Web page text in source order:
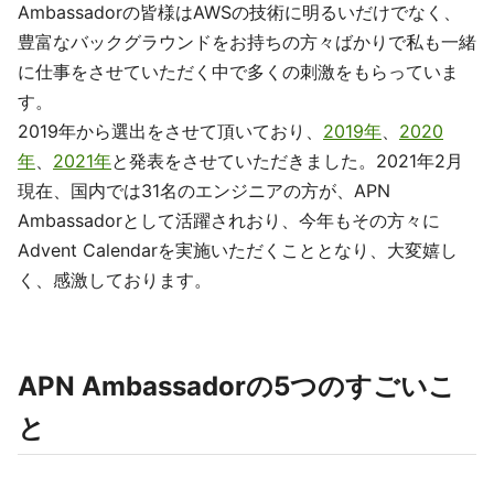
Ambassadorの皆様はAWSの技術に明るいだけでなく、
豊富なバックグラウンドをお持ちの方々ばかりで私も一緒
に仕事をさせていただく中で多くの刺激をもらっていま
す。
2019年から選出をさせて頂いており、 2019年、 2020
年、 2021年と発表をさせていただきました。2021年2月
現在、国内では31名のエンジニアの方が、APN
Ambassadorとして活躍されおり、今年もその方々に
Advent Calendarを実施いただくこととなり、大変嬉し
く、感激しております。
APN Ambassadorの5つのすごいこ
と